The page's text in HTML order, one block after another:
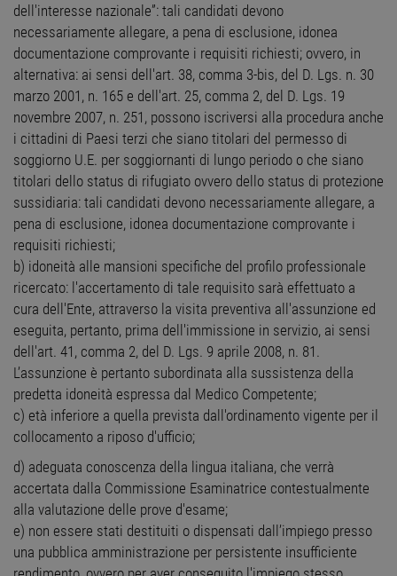
dell'interesse nazionale”: tali candidati devono
necessariamente allegare, a pena di esclusione, idonea
documentazione comprovante i requisiti richiesti; ovvero, in
alternativa: ai sensi dell'art. 38, comma 3-bis, del D. Lgs. n. 30
marzo 2001, n. 165 e dell'art. 25, comma 2, del D. Lgs. 19
novembre 2007, n. 251, possono iscriversi alla procedura anche
i cittadini di Paesi terzi che siano titolari del permesso di
soggiorno U.E. per soggiornanti di lungo periodo o che siano
titolari dello status di rifugiato ovvero dello status di protezione
sussidiaria: tali candidati devono necessariamente allegare, a
pena di esclusione, idonea documentazione comprovante i
requisiti richiesti;
b) idoneità alle mansioni specifiche del profilo professionale
ricercato: l'accertamento di tale requisito sarà effettuato a
cura dell'Ente, attraverso la visita preventiva all'assunzione ed
eseguita, pertanto, prima dell'immissione in servizio, ai sensi
dell'art. 41, comma 2, del D. Lgs. 9 aprile 2008, n. 81.
L’assunzione è pertanto subordinata alla sussistenza della
predetta idoneità espressa dal Medico Competente;
c) età inferiore a quella prevista dall'ordinamento vigente per il
collocamento a riposo d'ufficio;
d) adeguata conoscenza della lingua italiana, che verrà
accertata dalla Commissione Esaminatrice contestualmente
alla valutazione delle prove d'esame;
e) non essere stati destituiti o dispensati dall’impiego presso
una pubblica amministrazione per persistente insufficiente